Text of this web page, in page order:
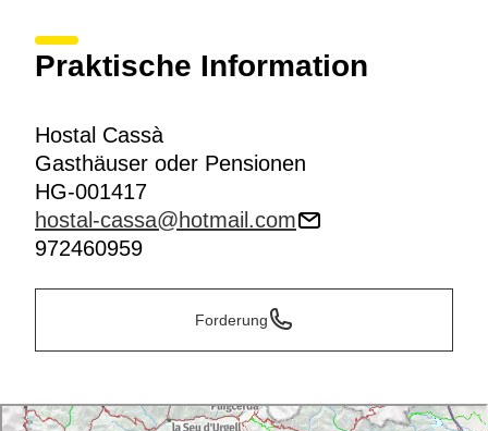
Praktische Information
Hostal Cassà
Gasthäuser oder Pensionen
HG-001417
hostal-cassa@hotmail.com
972460959
Forderung